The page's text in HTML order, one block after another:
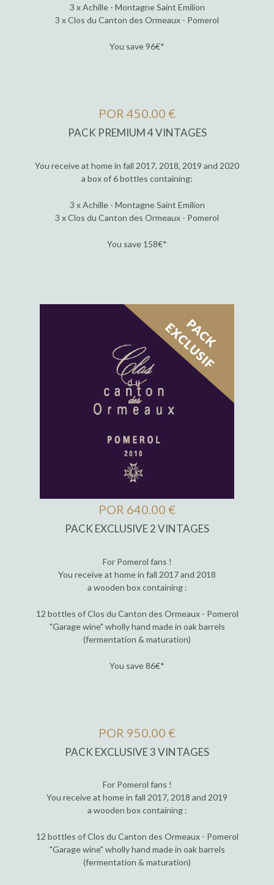
3 x Achille - Montagne Saint Emilion
3 x Clos du Canton des Ormeaux - Pomerol
You save 96€*
POR 450.00 €
PACK PREMIUM 4 VINTAGES
You receive at home in fall 2017, 2018, 2019 and 2020
a box of 6 bottles containing:
3 x Achille - Montagne Saint Emilion
3 x Clos du Canton des Ormeaux - Pomerol
You save 158€*
POR 640.00 €
PACK EXCLUSIVE 2 VINTAGES
For Pomerol fans !
You receive at home in fall 2017 and 2018
a wooden box containing :
12 bottles of Clos du Canton des Ormeaux - Pomerol
"Garage wine" wholly hand made in oak barrels
(fermentation & maturation)
You save 86€*
POR 950.00 €
PACK EXCLUSIVE 3 VINTAGES
For Pomerol fans !
You receive at home in fall 2017, 2018 and 2019
a wooden box containing :
12 bottles of Clos du Canton des Ormeaux - Pomerol
"Garage wine" wholly hand made in oak barrels
(fermentation & maturation)